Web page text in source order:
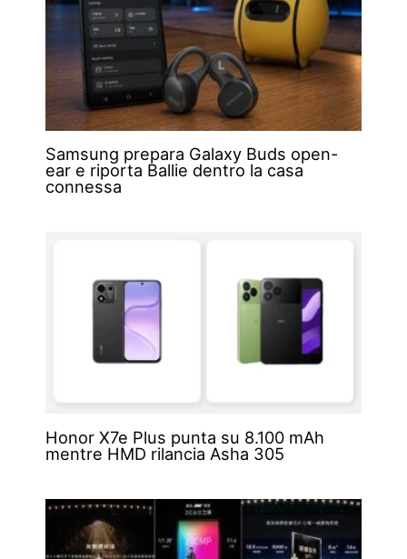
Samsung prepara Galaxy Buds open-
ear e riporta Ballie dentro la casa
connessa
Honor X7e Plus punta su 8.100 mAh
mentre HMD rilancia Asha 305